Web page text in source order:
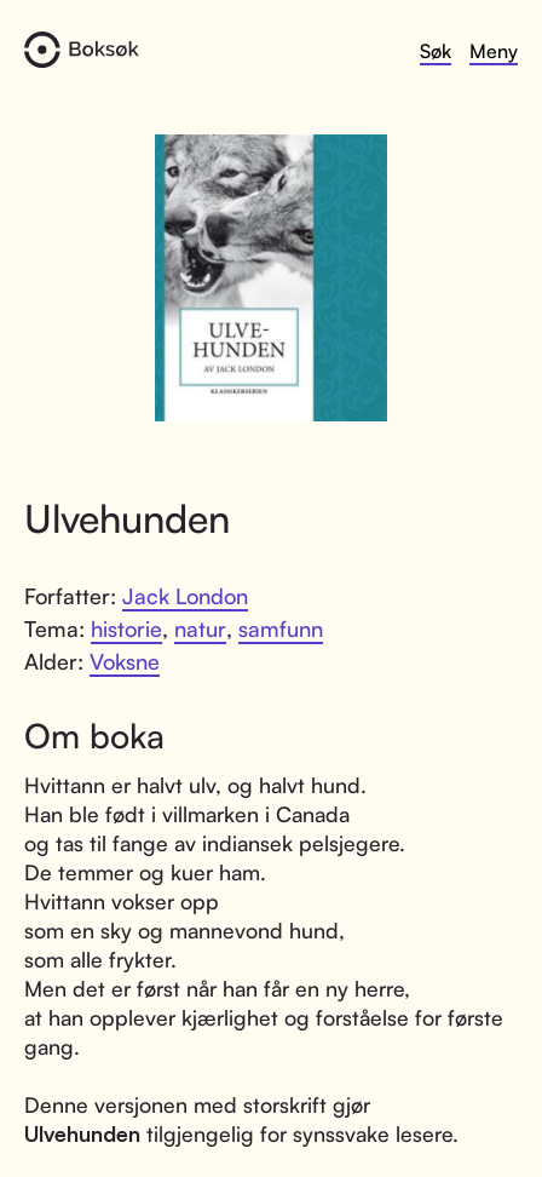
Søk Meny
Ulvehunden
Forfatter: Jack London
Tema: historie, natur, samfunn
Alder: Voksne
Om boka
Hvittann er halvt ulv, og halvt hund.
Han ble født i villmarken i Canada
og tas til fange av indiansek pelsjegere.
De temmer og kuer ham.
Hvittann vokser opp
som en sky og mannevond hund,
som alle frykter.
Men det er først når han får en ny herre,
at han opplever kjærlighet og forståelse for første
gang.
Denne versjonen med storskrift gjør
Ulvehunden tilgjengelig for synssvake lesere.